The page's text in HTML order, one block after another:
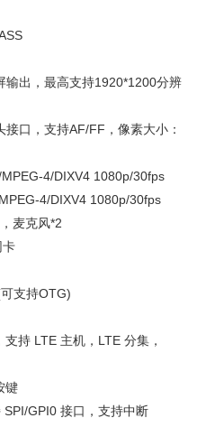
出，最高支持1920*1200分辨
口，支持AF/FF，像素大小：
4/DIXV4 1080p/30fps
4/DIXV4 1080p/30fps
麦克风*2
支持OTG)
持 LTE 主机，LTE 分集，
键
GPI0 接口，支持中断